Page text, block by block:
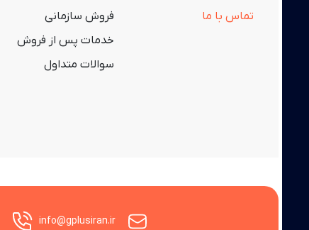
تماس با ما
فروش سازمانی
خدمات پس از فروش
سوالات متداول
info@gplusiran.ir